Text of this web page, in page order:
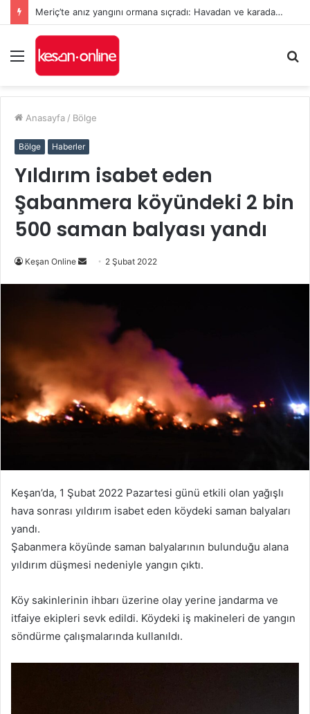
Meriç’te anız yangını ormana sıçradı: Havadan ve karadan müdahale sürüyor
Menü
...
Anasayfa / Bölge
Bölge Haberler
Yıldırım isabet eden
Şabanmera köyündeki 2 bin
500 saman balyası yandı
Keşan Online
Bir
göndermek
2 Şubat 2022
Keşan’da, 1 Şubat 2022 Pazartesi günü etkili olan yağışlı
hava sonrası yıldırım isabet eden köydeki saman balyaları
yandı.
Şabanmera köyünde saman balyalarının bulunduğu alana
yıldırım düşmesi nedeniyle yangın çıktı.
Köy sakinlerinin ihbarı üzerine olay yerine jandarma ve
itfaiye ekipleri sevk edildi. Köydeki iş makineleri de yangın
söndürme çalışmalarında kullanıldı.